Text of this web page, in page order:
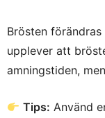
Brösten
upplever att
amningstiden,
Tips: Använd